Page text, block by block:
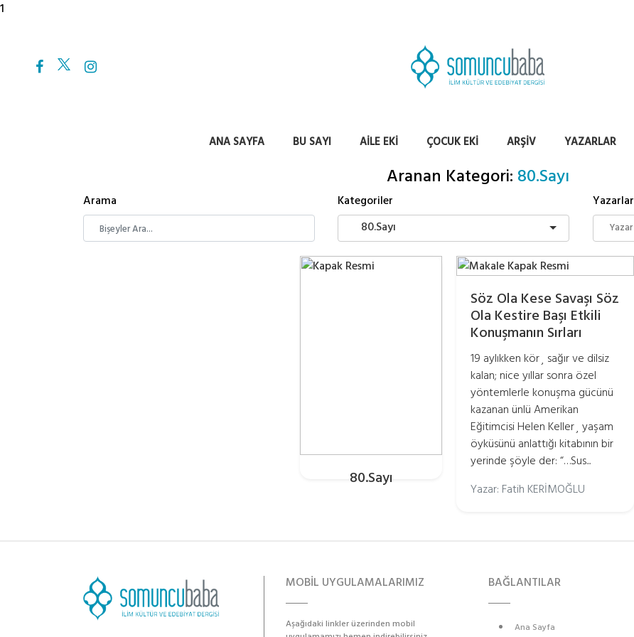
1
ANA SAYFA BU SAYI AILE EKI ÇOCUK EKI ARŞIV YAZARLAR
Aranan Kategori: 80.Sayı
Arama
Kategoriler
80.Sayı
Yazarlar
80.Sayı
Söz Ola Kese Savaşı Söz
Ola Kestire Başı Etkili
Konuşmanın Sırları
19 aylıkken kör¸ sağır ve dilsiz
kalan; nice yıllar sonra özel
yöntemlerle konuşma gücünü
kazanan ünlü Amerikan
Eğitimcisi Helen Keller¸ yaşam
öyküsünü anlattığı kitabının bir
yerinde şöyle der: “…Sus...
Yazar: Fatih KERİMOĞLU
MOBİL UYGULAMALARIMIZ
Aşağıdaki linkler üzerinden mobil
BAĞLANTILAR
Ana Sayfa